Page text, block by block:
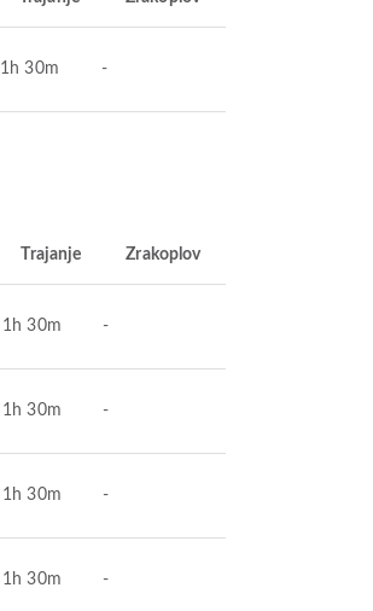
1h 30m -
Trajanje Zrakoplov
1h 30m -
1h 30m -
1h 30m -
1h 30m -